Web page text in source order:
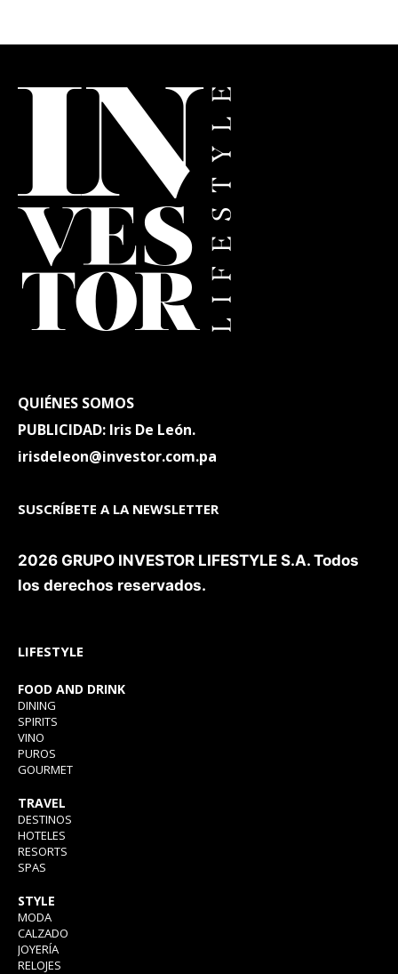
QUIÉNES SOMOS
PUBLICIDAD: Iris De León.
irisdeleon@investor.com.pa
SUSCRÍBETE A LA NEWSLETTER
2026 GRUPO INVESTOR LIFESTYLE S.A. Todos
los derechos reservados.
LIFESTYLE
FOOD AND DRINK
DINING
SPIRITS
VINO
PUROS
GOURMET
TRAVEL
DESTINOS
HOTELES
RESORTS
SPAS
STYLE
MODA
CALZADO
JOYERÍA
RELOJES